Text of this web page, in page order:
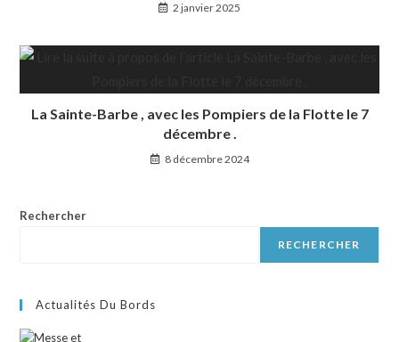
2 janvier 2025
La Sainte-Barbe , avec les Pompiers de la Flotte le 7
décembre .
8 décembre 2024
Rechercher
RECHERCHER
Actualités Du Bords